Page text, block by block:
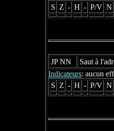
S Z - H - P/V N
JP NN
Saut à
Indicateurs: aucun
S Z - H - P/V N